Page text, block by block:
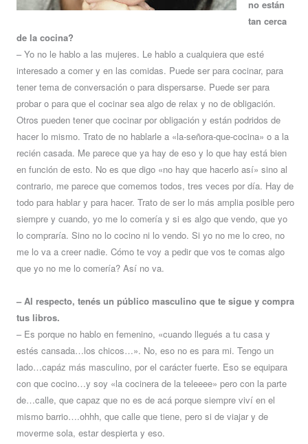
no están
tan cerca
de la cocina?
– Yo no le hablo a las mujeres. Le hablo a cualquiera que esté
interesado a comer y en las comidas. Puede ser para cocinar, para
tener tema de conversación o para dispersarse. Puede ser para
probar o para que el cocinar sea algo de relax y no de obligación.
Otros pueden tener que cocinar por obligación y están podridos de
hacer lo mismo. Trato de no hablarle a «la-señora-que-cocina» o a la
recién casada. Me parece que ya hay de eso y lo que hay está bien
en función de esto. No es que digo «no hay que hacerlo así» sino al
contrario, me parece que comemos todos, tres veces por día. Hay de
todo para hablar y para hacer. Trato de ser lo más amplia posible pero
siempre y cuando, yo me lo comería y si es algo que vendo, que yo
lo compraría. Sino no lo cocino ni lo vendo. Si yo no me lo creo, no
me lo va a creer nadie. Cómo te voy a pedir que vos te comas algo
que yo no me lo comería? Así no va.
– Al respecto, tenés un público masculino que te sigue y compra
tus libros.
– Es porque no hablo en femenino, «cuando llegués a tu casa y
estés cansada…los chicos…». No, eso no es para mi. Tengo un
lado…capáz más masculino, por el carácter fuerte. Eso se equipara
con que cocino…y soy «la cocinera de la teleeee» pero con la parte
de…calle, que capaz que no es de acá porque siempre viví en el
mismo barrio….ohhh, que calle que tiene, pero si de viajar y de
moverme sola, estar despierta y eso.